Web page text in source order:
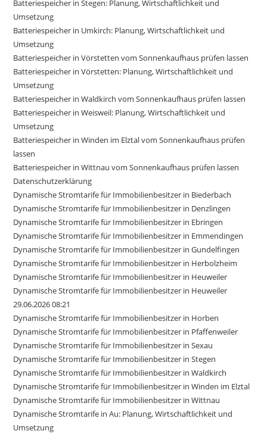
Batteriespeicher in Stegen: Planung, Wirtschaftlichkeit und
Umsetzung
Batteriespeicher in Umkirch: Planung, Wirtschaftlichkeit und
Umsetzung
Batteriespeicher in Vörstetten vom Sonnenkaufhaus prüfen lassen
Batteriespeicher in Vörstetten: Planung, Wirtschaftlichkeit und
Umsetzung
Batteriespeicher in Waldkirch vom Sonnenkaufhaus prüfen lassen
Batteriespeicher in Weisweil: Planung, Wirtschaftlichkeit und
Umsetzung
Batteriespeicher in Winden im Elztal vom Sonnenkaufhaus prüfen
lassen
Batteriespeicher in Wittnau vom Sonnenkaufhaus prüfen lassen
Datenschutzerklärung
Dynamische Stromtarife für Immobilienbesitzer in Biederbach
Dynamische Stromtarife für Immobilienbesitzer in Denzlingen
Dynamische Stromtarife für Immobilienbesitzer in Ebringen
Dynamische Stromtarife für Immobilienbesitzer in Emmendingen
Dynamische Stromtarife für Immobilienbesitzer in Gundelfingen
Dynamische Stromtarife für Immobilienbesitzer in Herbolzheim
Dynamische Stromtarife für Immobilienbesitzer in Heuweiler
Dynamische Stromtarife für Immobilienbesitzer in Heuweiler
29.06.2026 08:21
Dynamische Stromtarife für Immobilienbesitzer in Horben
Dynamische Stromtarife für Immobilienbesitzer in Pfaffenweiler
Dynamische Stromtarife für Immobilienbesitzer in Sexau
Dynamische Stromtarife für Immobilienbesitzer in Stegen
Dynamische Stromtarife für Immobilienbesitzer in Waldkirch
Dynamische Stromtarife für Immobilienbesitzer in Winden im Elztal
Dynamische Stromtarife für Immobilienbesitzer in Wittnau
Dynamische Stromtarife in Au: Planung, Wirtschaftlichkeit und
Umsetzung